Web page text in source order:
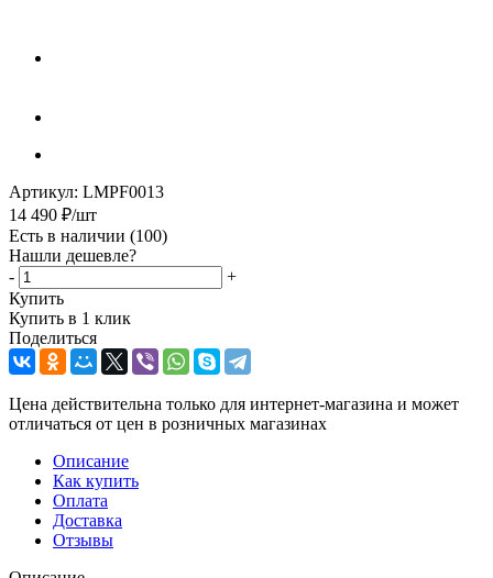
Артикул: LMPF0013
14 490 ₽/шт
Есть в наличии (100)
Нашли дешевле?
-
+
Купить
Купить в 1 клик
Поделиться
Цена действительна только для интернет-магазина и может
отличаться от цен в розничных магазинах
Описание
Как купить
Оплата
Доставка
Отзывы